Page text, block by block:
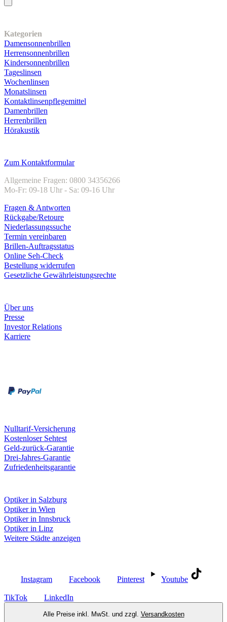
Kategorien
Damensonnenbrillen
Herrensonnenbrillen
Kindersonnenbrillen
Tageslinsen
Wochenlinsen
Monatslinsen
Kontaktlinsenpflegemittel
Damenbrillen
Herrenbrillen
Hörakustik
Zum Kontaktformular
Allgemeine Fragen: 0800 34356266
Mo-Fr: 09-18 Uhr - Sa: 09-16 Uhr
Fragen & Antworten
Rückgabe/Retoure
Niederlassungssuche
Termin vereinbaren
Brillen-Auftragsstatus
Online Seh-Check
Bestellung widerrufen
Gesetzliche Gewährleistungsrechte
Über uns
Presse
Investor Relations
Karriere
Nulltarif-Versicherung
Kostenloser Sehtest
Geld-zurück-Garantie
Drei-Jahres-Garantie
Zufriedenheitsgarantie
Optiker in Salzburg
Optiker in Wien
Optiker in Innsbruck
Optiker in Linz
Weitere Städte anzeigen
Instagram Facebook Pinterest Youtube
TikTok LinkedIn
Alle Preise inkl. MwSt. und zzgl. Versandkosten